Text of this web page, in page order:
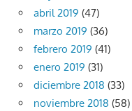
abril 2019 (47)
marzo 2019 (36)
febrero 2019 (41)
enero 2019 (31)
diciembre 2018 (33)
noviembre 2018 (58)